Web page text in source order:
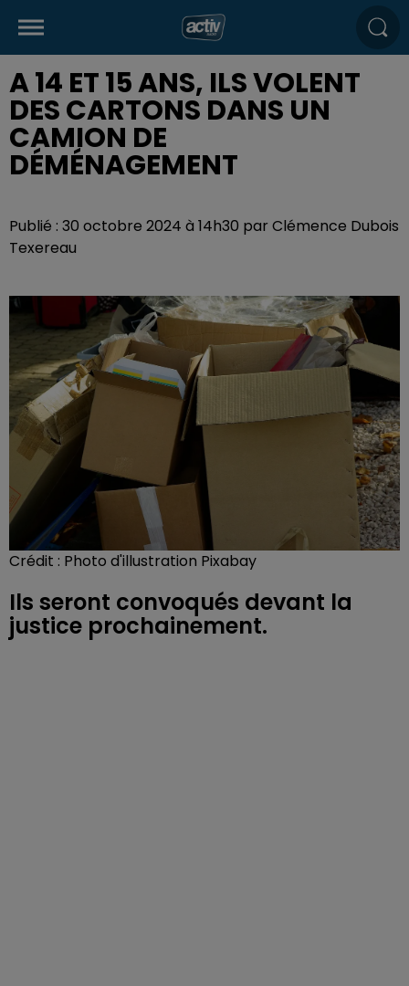
A 14 ET 15 ANS, ILS VOLENT
DES CARTONS DANS UN
CAMION DE
DÉMÉNAGEMENT
Publié : 30 octobre 2024 à 14h30 par Clémence Dubois
Texereau
Crédit : Photo d'illustration Pixabay
Ils seront convoqués devant la
justice prochainement.